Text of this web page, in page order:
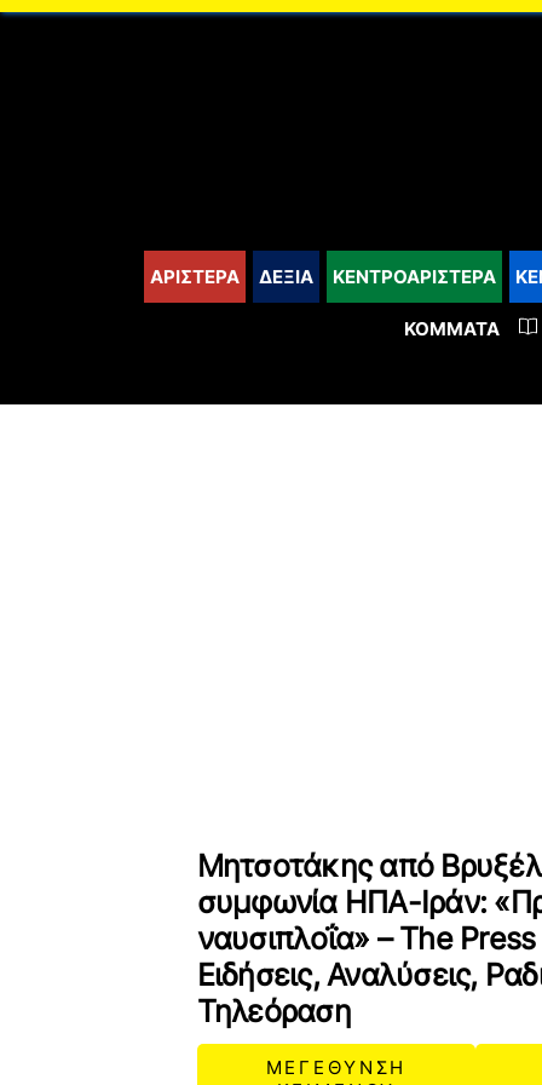
content
ΑΡΙΣΤΕΡΑ ΔΕΞΙΑ ΚΕΝΤΡΟΑΡΙΣΤΕΡΑ
ΚΌΜΜΑΤΑ
Μητσοτάκης από
συμφωνία ΗΠΑ-Ιράν:
ναυσιπλοΐα» – The
Ειδήσεις, Αναλύσεις,
Τηλεόραση
ΜΕΓΕΘΥΝΣΗ